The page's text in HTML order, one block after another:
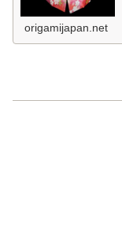
origamijapan.net